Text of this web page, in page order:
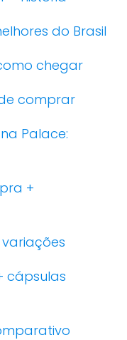
do Brasil
chegar
comprar
Palace:
+
cápsulas